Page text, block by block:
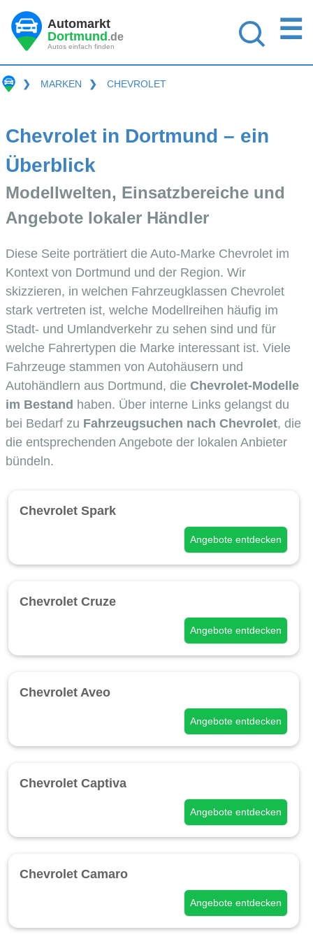
Automarkt
Dortmund.de
Autos einfach finden
☰
❯ MARKEN ❯ CHEVROLET
Chevrolet in Dortmund – ein
Überblick
Modellwelten, Einsatzbereiche und
Angebote lokaler Händler
Diese Seite porträtiert die Auto-Marke Chevrolet im
Kontext von Dortmund und der Region. Wir
skizzieren, in welchen Fahrzeugklassen Chevrolet
stark vertreten ist, welche Modellreihen häufig im
Stadt- und Umlandverkehr zu sehen sind und für
welche Fahrertypen die Marke interessant ist. Viele
Fahrzeuge stammen von Autohäusern und
Autohändlern aus Dortmund, die Chevrolet-Modelle
im Bestand haben. Über interne Links gelangst du
bei Bedarf zu Fahrzeugsuchen nach Chevrolet, die
die entsprechenden Angebote der lokalen Anbieter
bündeln.
Chevrolet Spark
Angebote entdecken
Chevrolet Cruze
Angebote entdecken
Chevrolet Aveo
Angebote entdecken
Chevrolet Captiva
Angebote entdecken
Chevrolet Camaro
Angebote entdecken